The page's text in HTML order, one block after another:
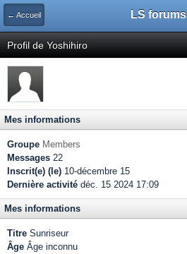
← Accueil LS forums
Profil de Yoshihiro
Mes informations
Groupe Members
Messages 22
Inscrit(e) (le) 10-décembre 15
Dernière activité déc. 15 2024 17:09
Mes informations
Titre Sunriseur
Âge Âge inconnu